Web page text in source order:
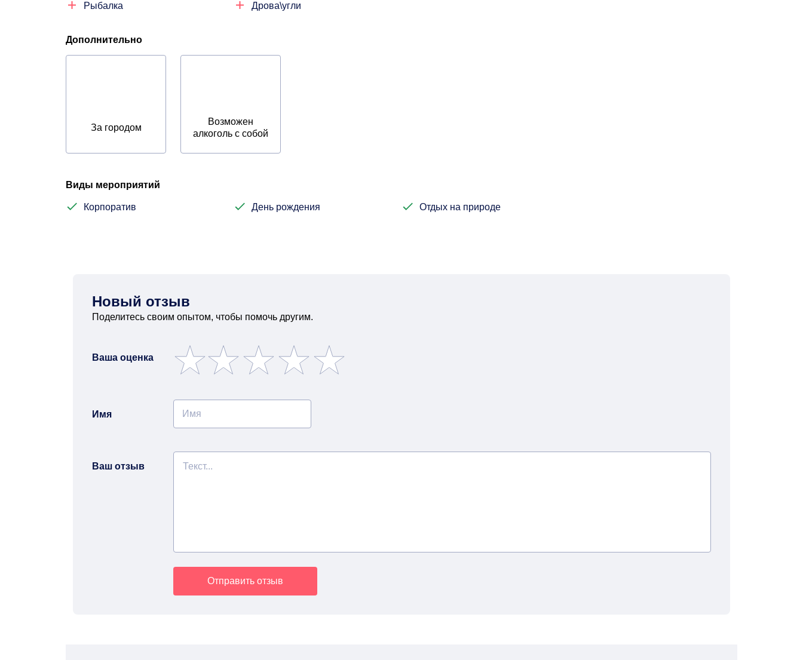
Рыбалка Дрова\угли
Дополнительно
За городом
Возможен
алкоголь с собой
Виды мероприятий
Корпоратив День рождения Отдых на природе
Новый отзыв
Поделитесь своим опытом, чтобы помочь другим.
Ваша оценка
Имя
Ваш отзыв
Отправить отзыв